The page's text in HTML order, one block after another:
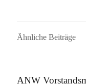
Ähnliche Beiträge
ANW